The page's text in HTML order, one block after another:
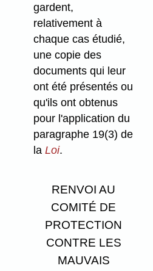
gardent,
relativement à
chaque cas étudié,
une copie des
documents qui leur
ont été présentés ou
qu'ils ont obtenus
pour l'application du
paragraphe 19(3) de
laLoi.
RENVOI AU
COMITÉ DE
PROTECTION
CONTRE LES
MAUVAIS